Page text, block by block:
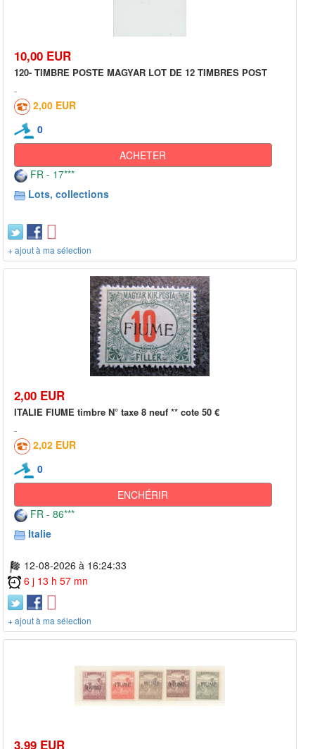
10,00 EUR
120- TIMBRE POSTE MAGYAR LOT DE 12 TIMBRES POST
2,00 EUR
0
ACHETER
FR - 17***
Lots, collections
+ ajout à ma sélection
2,00 EUR
ITALIE FIUME timbre N° taxe 8 neuf ** cote 50 €
2,02 EUR
0
ENCHÉRIR
FR - 86***
Italie
12-08-2026 à 16:24:33
6 j 13 h 57 mn
+ ajout à ma sélection
3,99 EUR